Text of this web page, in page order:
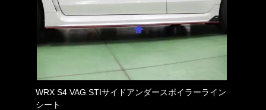
WRX S4 VAG STIサイドアンダースポイラーライン
シート